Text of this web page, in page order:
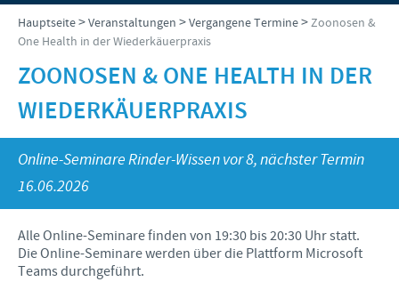
Standort Düsseldorf
Dr. Felgenträger
News
Hunde
Katzen
Rinder
Schweine
Geflügel
Schafe und Ziegen
PRODUKTE
Produkte für Nutztiere
Produkte für Heimtiere
VERANSTALTUNGEN
Online-Seminare
Präsenztermine
Vergangene Termine
KARRIERE
Ihre Karriere bei Ceva
WEBSHOP
SERVICE
Wissen im Audioformat
Hauptseite>Veranstaltungen >Vergangene Termine>Zoonosen &
One Health in der Wiederkäuerpraxis
ZOONOSEN & ONE HEALTH IN DER
WIEDERKÄUERPRAXIS
Online-Seminare Rinder-Wissen vor 8, nächster Termin
16.06.2026
Alle Online-Seminare finden von 19:30 bis 20:30 Uhr statt.
Die Online-Seminare werden über die Plattform Microsoft
Teams durchgeführt.